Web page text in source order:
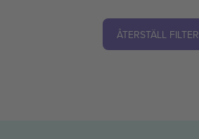
ÅTERSTÄLL FILTER